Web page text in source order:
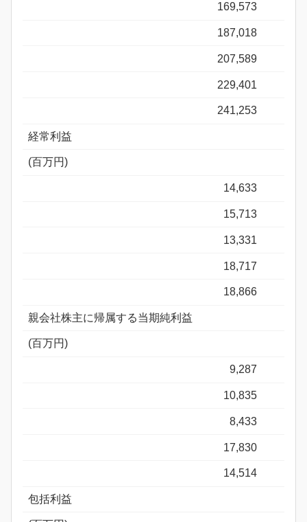
169,573
187,018
207,589
229,401
241,253
経常利益
(百万円)
14,633
15,713
13,331
18,717
18,866
親会社株主に帰属する当期純利益
(百万円)
9,287
10,835
8,433
17,830
14,514
包括利益